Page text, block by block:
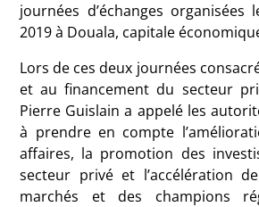
journées d’échanges
2019 à Douala, capitale
Lors de ces deux journées
et au financement du secteur
Pierre Guislain a appelé les
à prendre en compte
affaires, la promotion des
secteur privé et l’accélération
marchés et des champions